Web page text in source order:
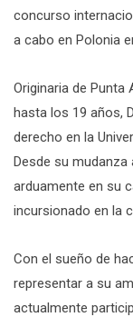
concurso
a cabo en Polonia
Originaria de Punta
hasta los 19 años,
derecho en la
Desde su mudanza
arduamente en su
incursionado en la
Con el sueño de
representar a su
actualmente